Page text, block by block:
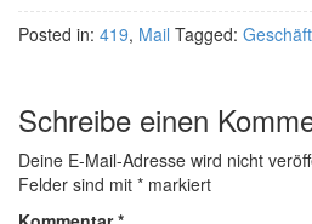
Posted in: 419, Mail Tagged:
Schreibe einen
Deine E-Mail-Adresse wird nicht
Felder sind mit * markiert